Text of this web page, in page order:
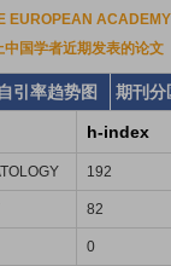
EUROPEAN
国学者近期发表的论文
引率趋势图
期刊分
h-index
192
82
0